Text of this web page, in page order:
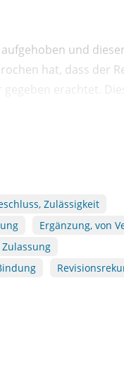
und
hat, dass der
erachtet.
Zulässigkeit
Ergänzung, von